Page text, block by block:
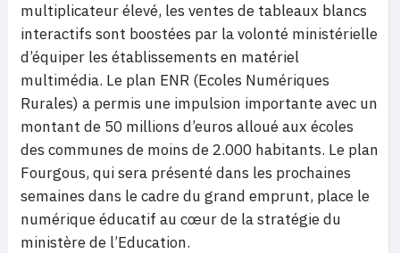
multiplicateur élevé, les ventes de tableaux blancs
interactifs sont boostées par la volonté ministérielle
d’équiper les établissements en matériel
multimédia. Le plan ENR (Ecoles Numériques
Rurales) a permis une impulsion importante avec un
montant de 50 millions d’euros alloué aux écoles
des communes de moins de 2.000 habitants. Le plan
Fourgous, qui sera présenté dans les prochaines
semaines dans le cadre du grand emprunt, place le
numérique éducatif au cœur de la stratégie du
ministère de l’Education.